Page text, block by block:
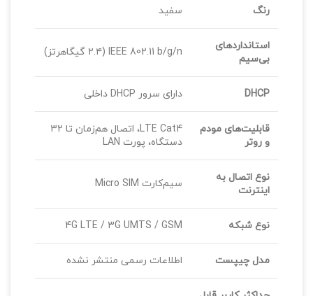
رنگ سفید
استانداردهای
بی‌سیم
IEEE 802.11 b/g/n (۲.۴ گیگاهرتز)
DHCP دارای سرور DHCP داخلی
قابلیت‌های مودم
و روتر
LTE Cat4، اتصال هم‌زمان تا ۳۲
دستگاه، پورت LAN
نوع اتصال به
اینترنت
سیم‌کارت Micro SIM
نوع شبکه 4G LTE / 3G UMTS / GSM
مدل چیپست اطلاعات رسمی منتشر نشده